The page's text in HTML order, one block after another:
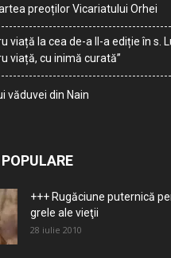
preoților Vicariatului Orhei
viață la cea de-a II-a ediție în s.
viață, cu inimă curată”
văduvei din Nain
+++ Rugăciune puternică
grele ale vieţii
28 iulie 2010